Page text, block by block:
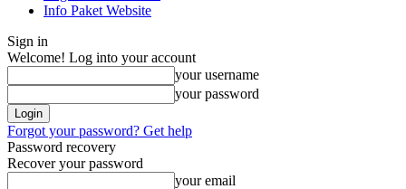
Info Paket Website
Sign in
Welcome! Log into your account
your username
your password
Forgot your password? Get help
Password recovery
Recover your password
your email